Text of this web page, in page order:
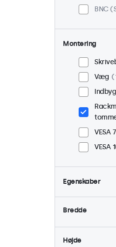
BNC
Montering
Væg
VESA
VESA
Egenskaber
4:3 /
Bredde
Højde